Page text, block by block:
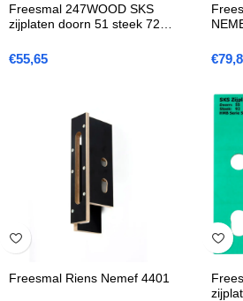
Freesmal 247WOOD SKS
zijplaten doorn 51 steek 72
€55,65 €
Freesmal Riens Nemef 4401